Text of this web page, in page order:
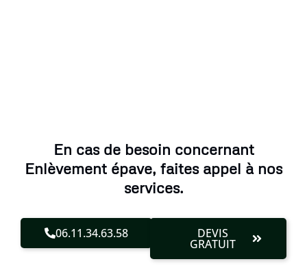
En cas de besoin concernant
Enlèvement épave, faites appel à nos
services.
06.11.34.63.58 DEVIS
GRATUIT